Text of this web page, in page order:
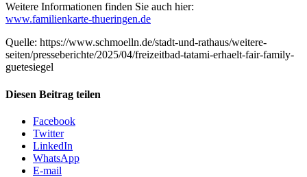
Weitere Informationen finden Sie auch hier:
www.familienkarte-thueringen.de
Quelle: https://www.schmoelln.de/stadt-und-rathaus/weitere-
seiten/presseberichte/2025/04/freizeitbad-tatami-erhaelt-fair-family-
guetesiegel
Diesen Beitrag teilen
Facebook
Twitter
LinkedIn
WhatsApp
E-mail